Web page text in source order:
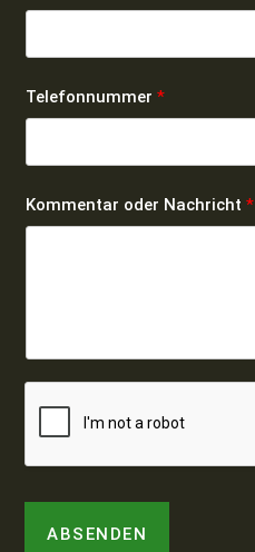
Telefonnummer*
Kommentar oder Nachricht*
ABSENDEN